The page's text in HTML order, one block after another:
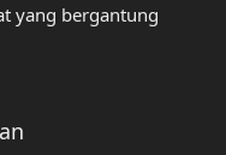
yang bergantung